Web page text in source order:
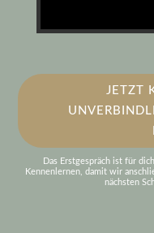
JETZT
Das Erstgespräch ist für dich
Kennenlernen, damit wir
nächsten